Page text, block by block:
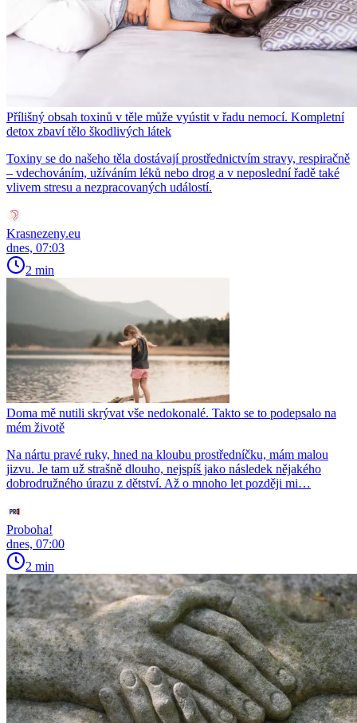
Přílišný obsah toxinů v těle může vyústit v řadu nemocí. Kompletní
detox zbaví tělo škodlivých látek
Toxiny se do našeho těla dostávají prostřednictvím stravy, respiračně
– vdechováním, užíváním léků nebo drog a v neposlední řadě také
vlivem stresu a nezpracovaných událostí.
Krasnezeny.eu
dnes, 07:03
2 min
Doma mě nutili skrývat vše nedokonalé. Takto se to podepsalo na
mém životě
Na nártu pravé ruky, hned na kloubu prostředníčku, mám malou
jizvu. Je tam už strašně dlouho, nejspíš jako následek nějakého
dobrodružného úrazu z dětství. Až o mnoho let později mi…
Proboha!
dnes, 07:00
2 min